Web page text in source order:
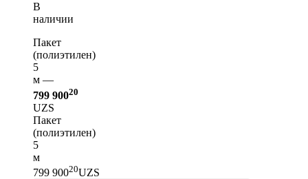
В
наличии
Пакет
(полиэтилен)
5
м —
799 90020
UZS
Пакет
(полиэтилен)
5
м
799 90020UZS